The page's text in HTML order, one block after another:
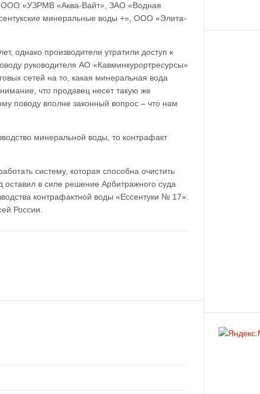
ООО «УЗРМВ «Аква-Вайт», ЗАО «Водная
минеральные воды +», ООО «Элита-
однако производители утратили доступ к
руководителя АО «Кавминкурортресурсы»
сетей на то, какая минеральная вода
что продавец несет такую же
поводу вполне законный вопрос – что нам
минеральной воды, то контрафакт
систему, которая способна очистить
в силе решение Арбитражного суда
контрафактной воды «Ессентуки № 17».
России.